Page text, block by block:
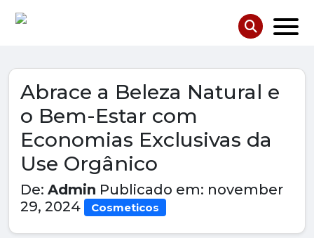
Abrace a Beleza Natural e
o Bem-Estar com
Economias Exclusivas da
Use Orgânico
De: Admin Publicado em: november
29, 2024
Cosmeticos